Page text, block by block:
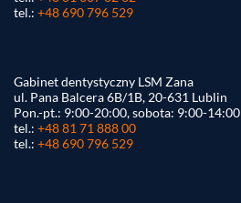
tel.: +48 690 796 529
Gabinet dentystyczny LSM Zana
ul. Pana Balcera 6B/1B, 20-631 Lublin
Pon.-pt.: 9:00-20:00, sobota: 9:00-14:00
tel.: +48 81 71 888 00
tel.: +48 690 796 529